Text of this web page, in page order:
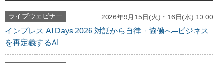
ライブウェビナー 2026年9月15日(火)・16日(水) 10:00
インプレス AI Days 2026 対話から自律・協働へ─ビジネス
を再定義するAI